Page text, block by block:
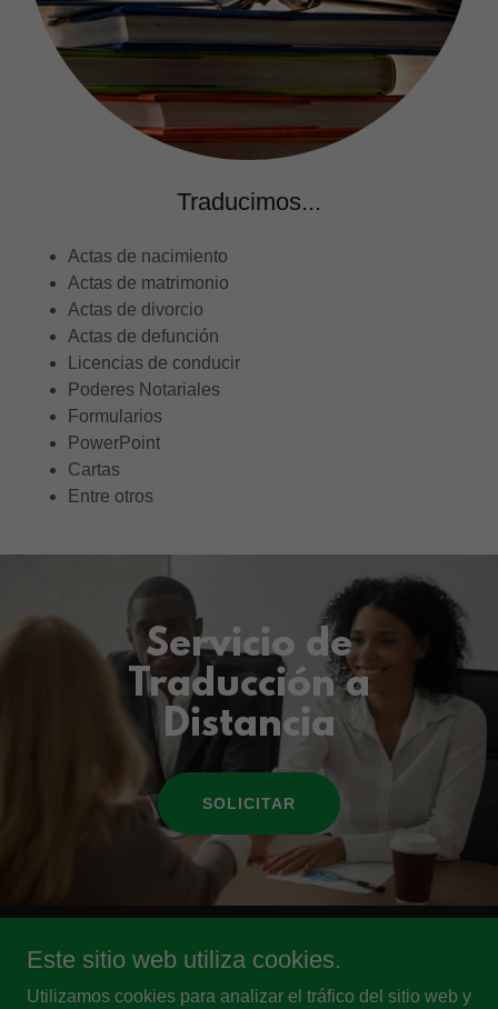
Traducimos...
Actas de nacimiento
Actas de matrimonio
Actas de divorcio
Actas de defunción
Licencias de conducir
Poderes Notariales
Formularios
PowerPoint
Cartas
Entre otros
Servicio de
Traducción a
Distancia
SOLICITAR
SIMPLE SOLUTIONS INC
Este sitio web utiliza cookies.
Utilizamos cookies para analizar el tráfico del sitio web y